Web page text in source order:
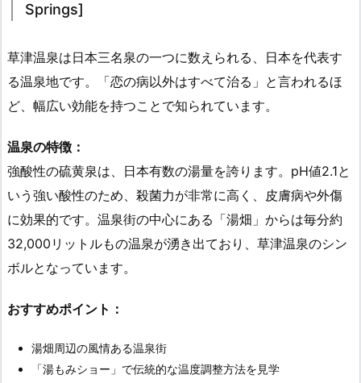
Springs]
草津温泉は日本三名泉の一つに数えられる、日本を代表す
る温泉地です。「恋の病以外はすべて治る」と言われるほ
ど、幅広い効能を持つことで知られています。
温泉の特徴：
強酸性の硫黄泉は、日本有数の湯量を誇ります。pH値2.1と
いう強い酸性のため、殺菌力が非常に高く、皮膚病や外傷
に効果的です。温泉街の中心にある「湯畑」からは毎分約
32,000リットルもの温泉が湧き出ており、草津温泉のシン
ボルとなっています。
おすすめポイント：
湯畑周辺の風情ある温泉街
「湯もみショー」で伝統的な温度調整方法を見学